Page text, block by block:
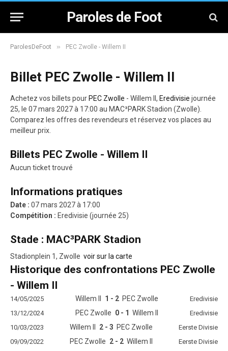
Paroles de Foot
ParolesDeFoot » PEC Zwolle - Willem II
Billet PEC Zwolle - Willem II
Achetez vos billets pour PEC Zwolle - Willem II, Eredivisie journée
25, le 07 mars 2027 à 17:00 au MAC³PARK Stadion (Zwolle).
Comparez les offres des revendeurs et réservez vos places au
meilleur prix.
Billets PEC Zwolle - Willem II
Aucun ticket trouvé
Informations pratiques
Date : 07 mars 2027 à 17:00
Compétition : Eredivisie (journée 25)
Stade : MAC³PARK Stadion
Stadionplein 1, Zwolle voir sur la carte
Historique des confrontations PEC Zwolle
- Willem II
14/05/2025 Willem II 1 - 2 PEC Zwolle
Eredivisie
13/12/2024
PEC Zwolle 0 - 1 Willem II
Eredivisie
10/03/2023
Willem II 2 - 3 PEC Zwolle
Eerste Divisie
09/09/2022
PEC Zwolle 2 - 2 Willem II
Eerste Divisie